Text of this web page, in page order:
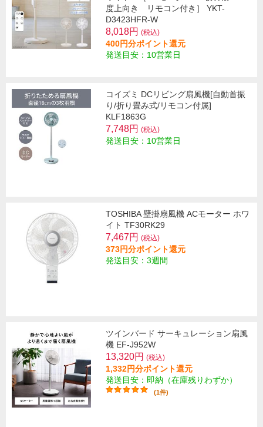
度上向き リモコン付き］ YKT-
D3423HFR-W
8,018円 (税込)
400円分ポイント還元
発送目安：10営業日
コイズミ DCリビング扇風機[自動首振
り/折り畳み式/リモコン付属]
KLF1863G
7,748円 (税込)
発送目安：10営業日
TOSHIBA 壁掛扇風機 ACモーター ホワ
イト TF30RK29
7,467円 (税込)
373円分ポイント還元
発送目安：3週間
ツインバード サーキュレーション扇風
機 EF-J952W
13,320円 (税込)
1,332円分ポイント還元
発送目安：即納（在庫残りわずか）
(1件)